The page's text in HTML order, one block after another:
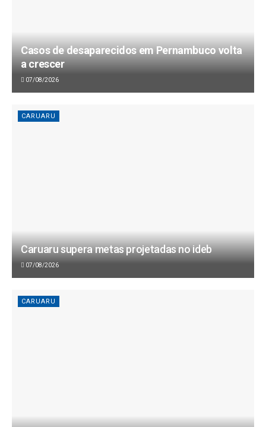
Casos de desaparecidos em Pernambuco volta
a crescer
07/08/2026
CARUARU
Caruaru supera metas projetadas no ideb
07/08/2026
CARUARU